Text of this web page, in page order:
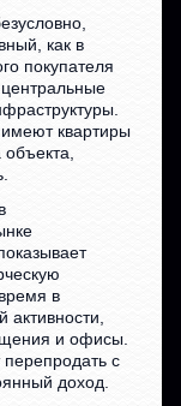
как в
покупателя
квартиры
объекта,
в
активности,
и офисы.
с
доход.